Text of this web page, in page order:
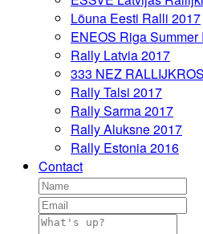
Lõuna Eesti Ralli 2017
ENEOS Riga Summer
Rally Latvia 2017
333 NEZ
Rally Talsi 2017
Rally Sarma 2017
Rally Aluksne 2017
Rally Estonia 2016
Contact